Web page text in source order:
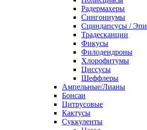
Радермахеры
Сингониумы
Сциндапсусы /
Традесканции
Фикусы
Филодендроны
Хлорофитумы
Циссусы
Шеффлеры
Ампельные/Лианы
Бонсаи
Цитрусовые
Кактусы
Суккуленты